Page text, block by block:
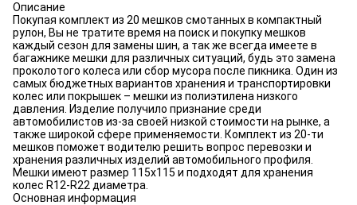
Описание
Покупая комплект из 20 мешков смотанных в компактный
рулон, Вы не тратите время на поиск и покупку мешков
каждый сезон для замены шин, а так же всегда имеете в
багажнике мешки для различных ситуаций, будь это замена
проколотого колеса или сбор мусора после пикника. Один из
самых бюджетных вариантов хранения и транспортировки
колес или покрышек – мешки из полиэтилена низкого
давления. Изделие получило признание среди
автомобилистов из-за своей низкой стоимости на рынке, а
также широкой сфере применяемости. Комплект из 20-ти
мешков поможет водителю решить вопрос перевозки и
хранения различных изделий автомобильного профиля.
Мешки имеют размер 115х115 и подходят для хранения
колес R12-R22 диаметра.
Основная информация